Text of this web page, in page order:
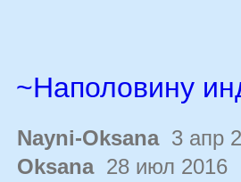
~Наполовину
Nayni-Oksana3 апр
Oksana28 июл 2016